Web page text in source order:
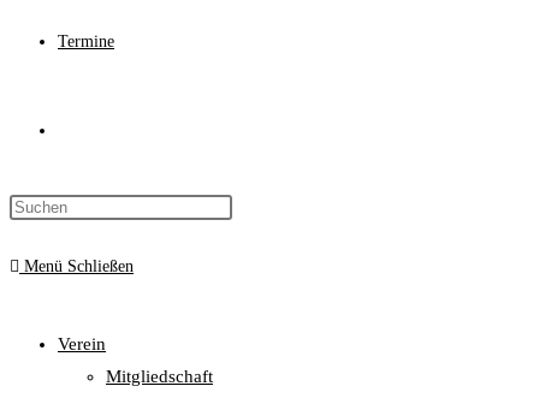
Termine
Suche
Menü Schließen
Verein
Mitgliedschaft